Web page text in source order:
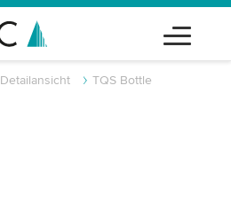
Detailansicht TQS Bottle